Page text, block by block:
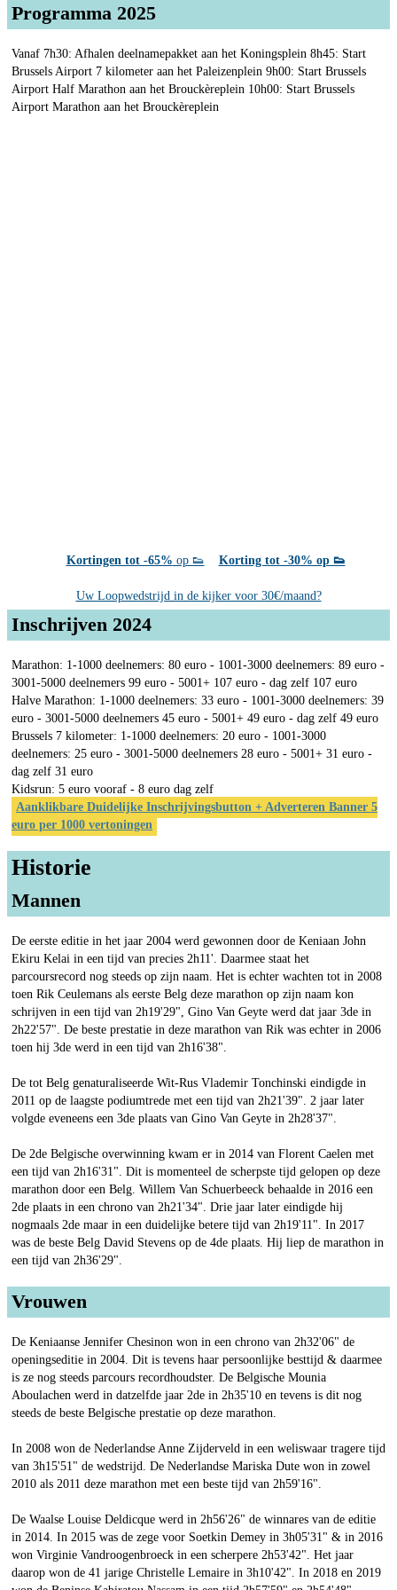
Programma 2025
Vanaf 7h30: Afhalen deelnamepakket aan het Koningsplein 8h45: Start
Brussels Airport 7 kilometer aan het Paleizenplein 9h00: Start Brussels
Airport Half Marathon aan het Brouckèreplein 10h00: Start Brussels
Airport Marathon aan het Brouckèreplein
Kortingen tot -65% op 👟 Korting tot -30% op 👟
Uw Loopwedstrijd in de kijker voor 30€/maand?
Inschrijven 2024
Marathon: 1-1000 deelnemers: 80 euro - 1001-3000 deelnemers: 89 euro -
3001-5000 deelnemers 99 euro - 5001+ 107 euro - dag zelf 107 euro
Halve Marathon: 1-1000 deelnemers: 33 euro - 1001-3000 deelnemers: 39
euro - 3001-5000 deelnemers 45 euro - 5001+ 49 euro - dag zelf 49 euro
Brussels 7 kilometer: 1-1000 deelnemers: 20 euro - 1001-3000
deelnemers: 25 euro - 3001-5000 deelnemers 28 euro - 5001+ 31 euro -
dag zelf 31 euro
Kidsrun: 5 euro vooraf - 8 euro dag zelf
Aanklikbare Duidelijke Inschrijvingsbutton + Adverteren Banner 5
euro per 1000 vertoningen
Historie
Mannen
De eerste editie in het jaar 2004 werd gewonnen door de Keniaan John
Ekiru Kelai in een tijd van precies 2h11'. Daarmee staat het
parcoursrecord nog steeds op zijn naam. Het is echter wachten tot in 2008
toen Rik Ceulemans als eerste Belg deze marathon op zijn naam kon
schrijven in een tijd van 2h19'29", Gino Van Geyte werd dat jaar 3de in
2h22'57". De beste prestatie in deze marathon van Rik was echter in 2006
toen hij 3de werd in een tijd van 2h16'38".
De tot Belg genaturaliseerde Wit-Rus Vlademir Tonchinski eindigde in
2011 op de laagste podiumtrede met een tijd van 2h21'39". 2 jaar later
volgde eveneens een 3de plaats van Gino Van Geyte in 2h28'37".
De 2de Belgische overwinning kwam er in 2014 van Florent Caelen met
een tijd van 2h16'31". Dit is momenteel de scherpste tijd gelopen op deze
marathon door een Belg. Willem Van Schuerbeeck behaalde in 2016 een
2de plaats in een chrono van 2h21'34". Drie jaar later eindigde hij
nogmaals 2de maar in een duidelijke betere tijd van 2h19'11". In 2017
was de beste Belg David Stevens op de 4de plaats. Hij liep de marathon in
een tijd van 2h36'29".
Vrouwen
De Keniaanse Jennifer Chesinon won in een chrono van 2h32'06" de
openingseditie in 2004. Dit is tevens haar persoonlijke besttijd & daarmee
is ze nog steeds parcours recordhoudster. De Belgische Mounia
Aboulachen werd in datzelfde jaar 2de in 2h35'10 en tevens is dit nog
steeds de beste Belgische prestatie op deze marathon.
In 2008 won de Nederlandse Anne Zijderveld in een weliswaar tragere tijd
van 3h15'51" de wedstrijd. De Nederlandse Mariska Dute won in zowel
2010 als 2011 deze marathon met een beste tijd van 2h59'16".
De Waalse Louise Deldicque werd in 2h56'26" de winnares van de editie
in 2014. In 2015 was de zege voor Soetkin Demey in 3h05'31" & in 2016
won Virginie Vandroogenbroeck in een scherpere 2h53'42". Het jaar
daarop won de 41 jarige Christelle Lemaire in 3h10'42". In 2018 en 2019